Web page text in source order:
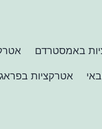
באמסטרדם
אטרקציות בפראג